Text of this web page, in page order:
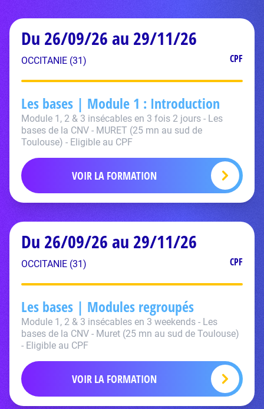
Du 26/09/26 au 29/11/26
OCCITANIE (31) CPF
Les bases | Module 1 : Introduction
Module 1, 2 & 3 insécables en 3 fois 2 jours - Les
bases de la CNV - MURET (25 mn au sud de
Toulouse) - Eligible au CPF
VOIR LA FORMATION
Du 26/09/26 au 29/11/26
OCCITANIE (31) CPF
Les bases | Modules regroupés
Module 1, 2 & 3 insécables en 3 weekends - Les
bases de la CNV - Muret (25 mn au sud de Toulouse)
- Eligible au CPF
VOIR LA FORMATION